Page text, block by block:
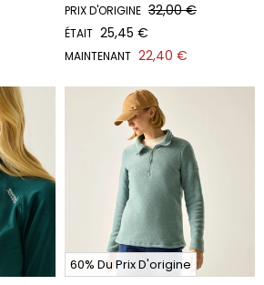
PRIX D'ORIGINE 32,00 €
ÉTAIT 25,45 €
MAINTENANT 22,40 €
60% Du Prix D'origine